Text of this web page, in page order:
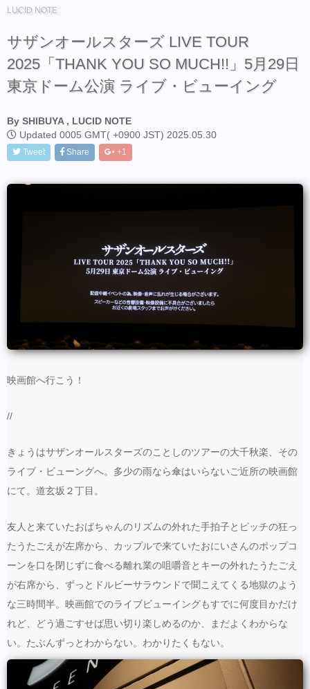
LUCID NOTE
サザンオールスターズ LIVE TOUR
2025「THANK YOU SO MUCH!!」5月29日
東京ドーム公演 ライブ・ビューイング
By SHIBUYA , LUCID NOTE
Updated 0005 GMT( +0900 JST) 2025.05.30
Tweet Share +1
映画館へ行こう！
//
きょうはサザンオールスターズのことしのツアーの大千秋楽、その
ライブ・ビューングへ。多少の雨なら傘はいらないご近所の映画館
にて。道玄坂２丁目。
友人と来ていたおばちゃんのリズムの外れた手拍子とピッチの狂っ
たうたごえが左席から、カップルで来ていたおにいさんのポップコ
ーンを口を閉じずに食べる離れ業の咀嚼音とキーの外れたうたごえ
が右席から、ずっとドルビーサラウンドで聞こえてくる地獄のよう
な三時間半。映画館でのライブビューイングもすでに何度目かだけ
れど、どう過ごすせば思い切り楽しめるのか、まだよくわからな
い。たぶんずっとわからない。わかりたくもない。